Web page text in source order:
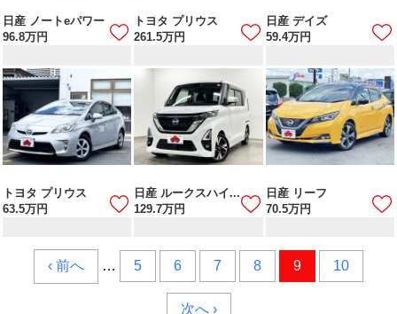
日産 ノートeパワー
96.8万円
トヨタ プリウス
261.5万円
日産 デイズ
59.4万円
トヨタ プリウス
63.5万円
日産 ルークスハイ...
129.7万円
日産 リーフ
70.5万円
‹ 前へ … 5 6 7 8 9 10
次へ ›